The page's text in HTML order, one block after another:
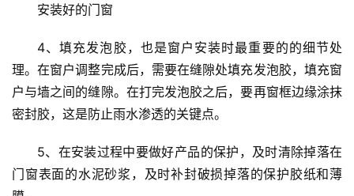
安
装
维
门
安装好的门窗
4、填充发泡胶，也是窗户安装时最重要的的细节处
理。在窗户调整完成后，需要在缝隙处填充发泡胶，填充窗
户与墙之间的缝隙。在打完发泡胶之后，要再窗框边缘涂抹
密封胶，这是防止雨水渗透的关键点。
5、在安装过程中要做好产品的保护，及时清除掉落在
门窗表面的水泥砂浆，及时补封破损掉落的保护胶纸和薄